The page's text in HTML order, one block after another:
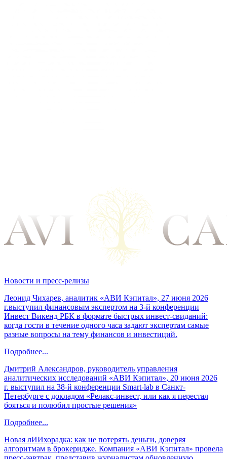
Новости и пресс-релизы
Леонид Чихарев, аналитик «АВИ Кэпитал», 27 июня 2026
г.выступил финансовым экспертом на 3-й конференции
Инвест Викенд РБК в формате быстрых инвест-свиданий:
когда гости в течение одного часа задают экспертам самые
разные вопросы на тему финансов и инвестиций.
Подробнее...
Дмитрий Александров, руководитель управления
аналитических исследований «АВИ Кэпитал», 20 июня 2026
г. выступил на 38-й конференции Smart-lab в Санкт-
Петербурге с докладом «Релакс-инвест, или как я перестал
бояться и полюбил простые решения»
Подробнее...
Новая лИИхорадка: как не потерять деньги, доверяя
алгоритмам в брокеридже. Компания «АВИ Кэпитал» провела